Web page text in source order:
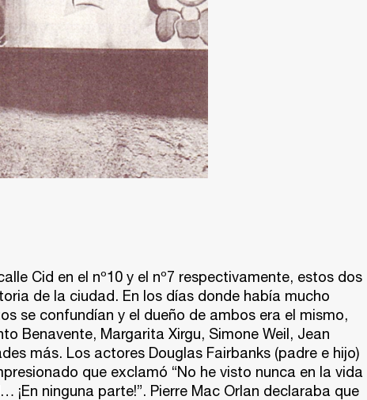
Cid en el nº10 y el nº7 respectivamente, estos dos
de la ciudad. En los días donde había mucho
se confundían y el dueño de ambos era el mismo,
Benavente, Margarita Xirgu, Simone Weil, Jean
más. Los actores Douglas Fairbanks (padre e hijo)
que exclamó “No he visto nunca en la vida
ninguna parte!”. Pierre Mac Orlan declaraba que